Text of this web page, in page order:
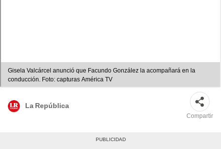
Gisela Valcárcel anunció que Facundo González la acompañará en la
conducción. Foto: capturas América TV
La República
Compartir